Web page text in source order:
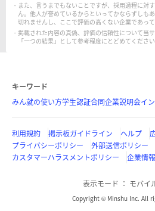
また、言うまでもないことですが、採用過程に対
ん。他人が誉めているからといってかならずしも
切れませんし、ここで評価の高くない企業であっ
掲載された内容の真偽、評価の信頼性について当
「一つの結果」として参考程度にとどめてください
キーワード
みん就の使い方学生認証合同企業説明会イ
利用規約 掲示板ガイドライン ヘルプ
プライバシーポリシー
外部送信ポリシー
カスタマーハラスメントポリシー
企業情報
表示モード モバイ
Copyright © Minshu Inc. All